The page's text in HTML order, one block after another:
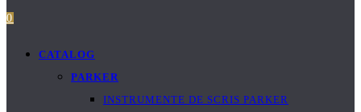
0
CATALOG
PARKER
INSTRUMENTE DE SCRIS PARKER